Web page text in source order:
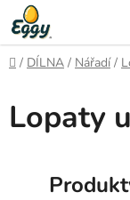
Přejít
na
obsah
Domů
/ DÍLNA / Nářadí /
Lopaty